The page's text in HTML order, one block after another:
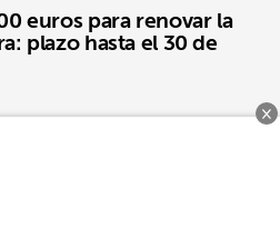
euros para renovar la
plazo hasta el 30 de
×